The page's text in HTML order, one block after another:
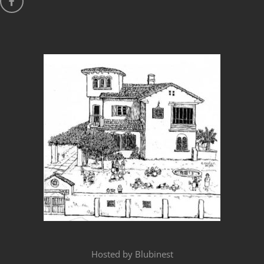
Hosted by Blubinest